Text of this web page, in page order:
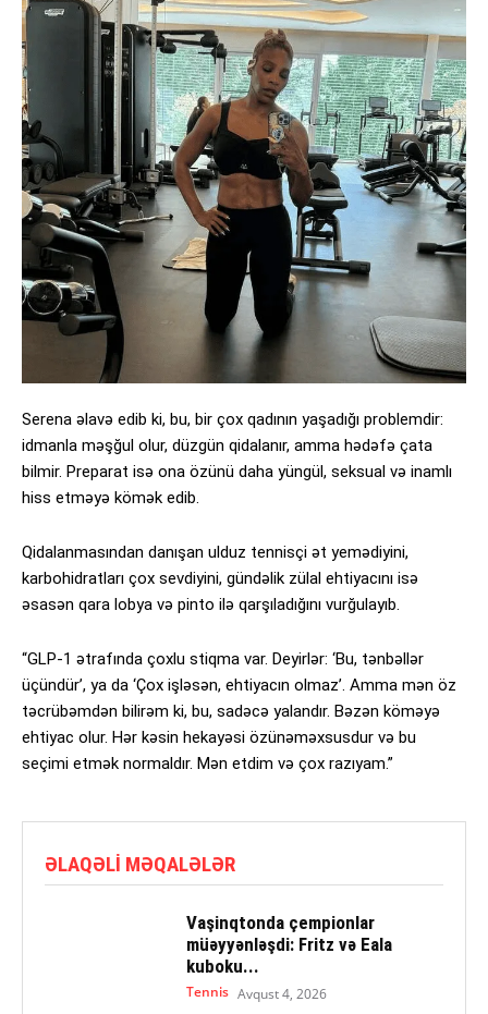
Serena əlavə edib ki, bu, bir çox qadının yaşadığı problemdir:
idmanla məşğul olur, düzgün qidalanır, amma hədəfə çata
bilmir. Preparat isə ona özünü daha yüngül, seksual və inamlı
hiss etməyə kömək edib.
Qidalanmasından danışan ulduz tennisçi ət yemədiyini,
karbohidratları çox sevdiyini, gündəlik zülal ehtiyacını isə
əsasən qara lobya və pinto ilə qarşıladığını vurğulayıb.
“GLP-1 ətrafında çoxlu stiqma var. Deyirlər: ‘Bu, tənbəllər
üçündür’, ya da ‘Çox işləsən, ehtiyacın olmaz’. Amma mən öz
təcrübəmdən bilirəm ki, bu, sadəcə yalandır. Bəzən köməyə
ehtiyac olur. Hər kəsin hekayəsi özünəməxsusdur və bu
seçimi etmək normaldır. Mən etdim və çox razıyam.”
ƏLAQƏLI MƏQALƏLƏR
Vaşinqtonda çempionlar
müəyyənləşdi: Fritz və Eala
kuboku...
Tennis Avqust 4, 2026